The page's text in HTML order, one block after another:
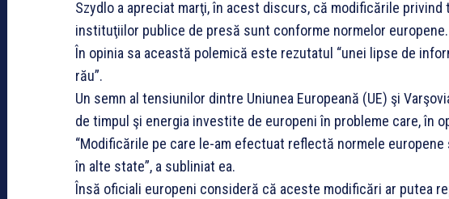
Szydlo a apreciat marţi, în acest discurs, că modificările
instituţiilor publice de presă sunt conforme normelor europene.
În opinia sa această polemică este rezutatul “unei lipse de
rău”.
Un semn al tensiunilor dintre Uniunea Europeană (UE) şi
de timpul şi energia investite de europeni în probleme care, în
“Modificările pe care le-am efectuat reflectă normele
în alte state”, a subliniat ea.
Însă oficiali europeni consideră că aceste modificări ar putea